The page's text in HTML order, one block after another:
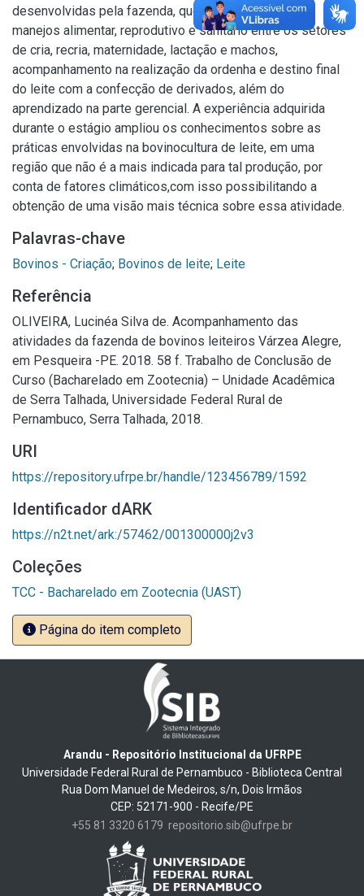
desenvolvidas pela fazenda, que compreendem os
manejos alimentar, reprodutivo e sanitário entre os setores
de cria, recria, maternidade, lactação e machos,
acompanhamento na realização da ordenha e destino final
do leite com a confecção de derivados, além do
aprendizado na parte gerencial. A experiência adquirida
durante o estágio ampliou os conhecimentos sobre as
práticas envolvidas na bovinocultura de leite, em uma
região que não é a mais indicada para tal produção, por
conta de fatores climáticos,com isso possibilitando a
obtenção de uma visão mais técnica sobre essa atividade.
Palavras-chave
Bovinos - Criação; Bovinos de leite; Leite
Referência
OLIVEIRA, Lucinéa Silva de. Acompanhamento das
atividades da fazenda de bovinos leiteiros Várzea Alegre,
em Pesqueira -PE. 2018. 58 f. Trabalho de Conclusão de
Curso (Bacharelado em Zootecnia) – Unidade Acadêmica
de Serra Talhada, Universidade Federal Rural de
Pernambuco, Serra Talhada, 2018.
URI
https://repository.ufrpe.br/handle/123456789/1592
Identificador dARK
https://n2t.net/ark:/57462/001300000j2v3
Coleções
TCC - Bacharelado em Zootecnia (UAST)
Página do item completo
Arandu - Repositório Institucional da UFRPE
Universidade Federal Rural de Pernambuco - Biblioteca Central
Rua Dom Manuel de Medeiros, s/n, Dois Irmãos
CEP: 52171-900 - Recife/PE
+55 81 3320 6179 repositorio.sib@ufrpe.br